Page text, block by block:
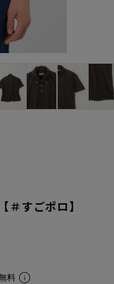
＃すごポロ】
料